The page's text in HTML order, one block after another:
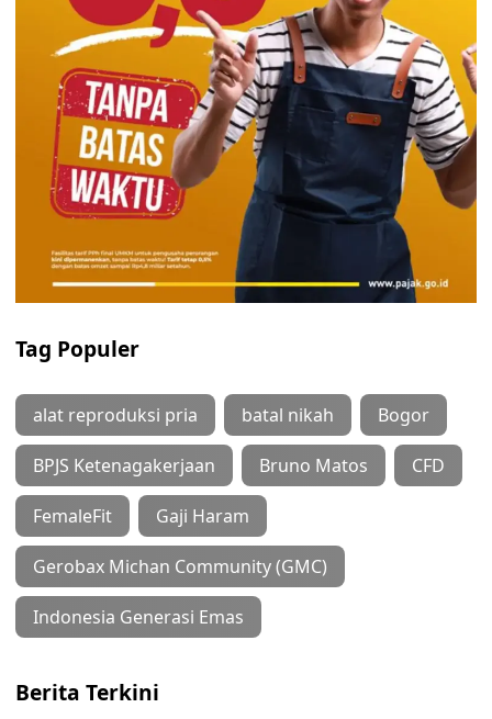
Tag Populer
alat reproduksi pria batal nikah Bogor
BPJS Ketenagakerjaan Bruno Matos CFD
FemaleFit Gaji Haram
Gerobax Michan Community (GMC)
Indonesia Generasi Emas
Berita Terkini